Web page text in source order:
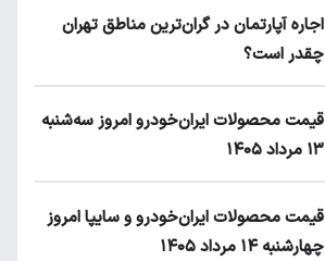
اجاره آپارتمان در گران‌ترین مناطق تهران
چقدر است؟
قیمت محصولات ایران‌خودرو امروز سه‌شنبه
۱۳ مرداد ۱۴۰۵
قیمت محصولات ایران‌خودرو و سایپا امروز
چهارشنبه ۱۴ مرداد ۱۴۰۵